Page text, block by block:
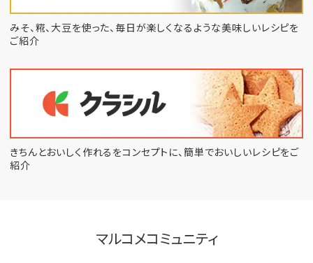
みそ、糀、大豆を使った、毎日が楽しくなるような美味しいレシピを
ご紹介
きちんとおいしく作れるをコンセプトに、 簡単でおいしいレシピをご
紹介
マルコメコミュニティ